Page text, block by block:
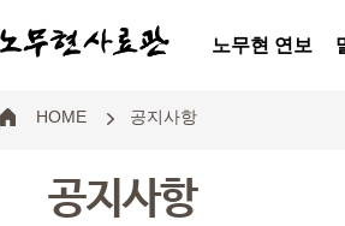
노무현 연보
HOME 공지사항
공지사항